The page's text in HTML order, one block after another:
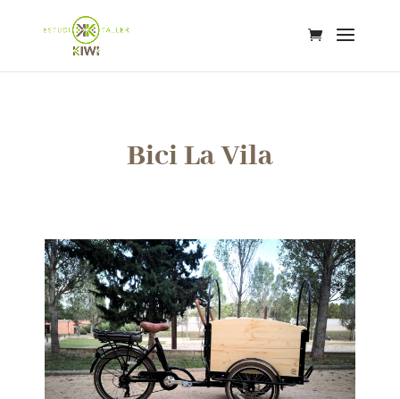
Bici La Vila